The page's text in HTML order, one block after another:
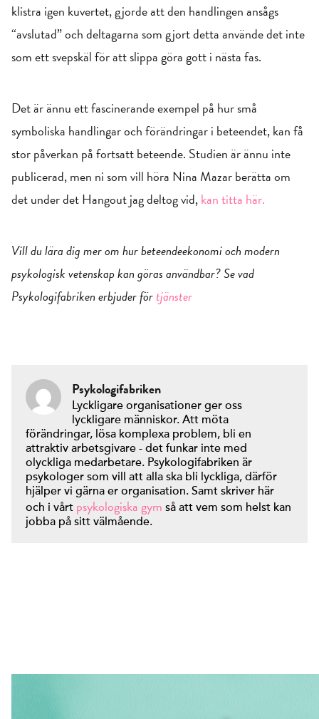
klistra igen kuvertet, gjorde att den handlingen ansågs
“avslutad” och deltagarna som gjort detta använde det inte
som ett svepskäl för att slippa göra gott i nästa fas.
Det är ännu ett fascinerande exempel på hur små
symboliska handlingar och förändringar i beteendet, kan få
stor påverkan på fortsatt beteende. Studien är ännu inte
publicerad, men ni som vill höra Nina Mazar berätta om
det under det Hangout jag deltog vid,kan titta här.
Vill du lära dig mer om hur beteendeekonomi och modern
psykologisk vetenskap kan göras användbar? Se vad
Psykologifabriken erbjuder förtjänster
Psykologifabriken
Lyckligare organisationer ger oss
lyckligare människor. Att möta
förändringar, lösa komplexa problem, bli en
attraktiv arbetsgivare - det funkar inte med
olyckliga medarbetare. Psykologifabriken är
psykologer som vill att alla ska bli lyckliga, därför
hjälper vi gärna er organisation. Samt skriver här
och i vårt psykologiska gym så att vem som helst kan
jobba på sitt välmående.